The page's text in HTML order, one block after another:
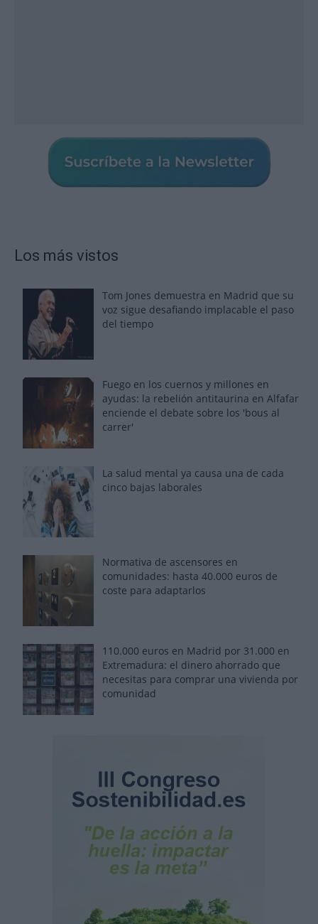
Los más vistos
Tom Jones demuestra en Madrid que su
voz sigue desafiando implacable el paso
del tiempo
Fuego en los cuernos y millones en
ayudas: la rebelión antitaurina en Alfafar
enciende el debate sobre los 'bous al
carrer'
La salud mental ya causa una de cada
cinco bajas laborales
Normativa de ascensores en
comunidades: hasta 40.000 euros de
coste para adaptarlos
110.000 euros en Madrid por 31.000 en
Extremadura: el dinero ahorrado que
necesitas para comprar una vivienda por
comunidad